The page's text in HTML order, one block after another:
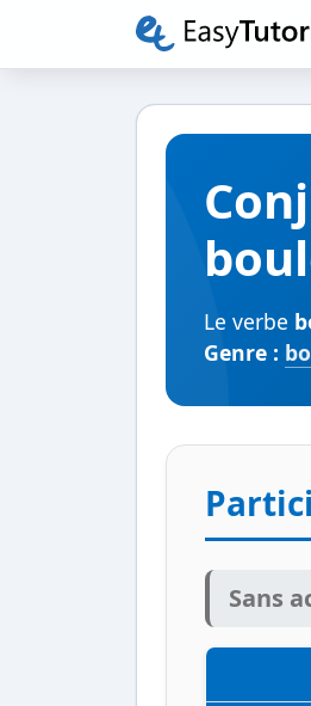
Le verbe
Genre :
Sans